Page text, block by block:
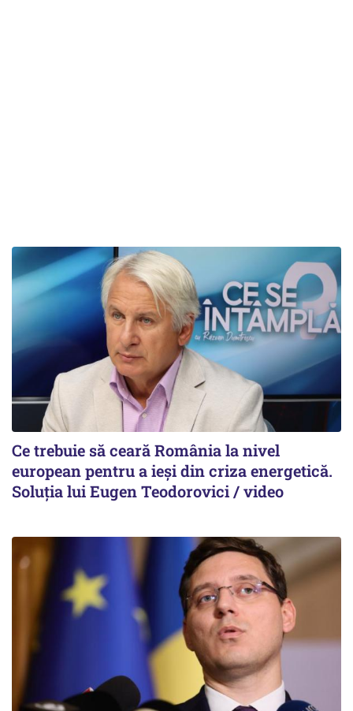
Ce trebuie să ceară România la nivel
european pentru a ieși din criza energetică.
Soluția lui Eugen Teodorovici / video